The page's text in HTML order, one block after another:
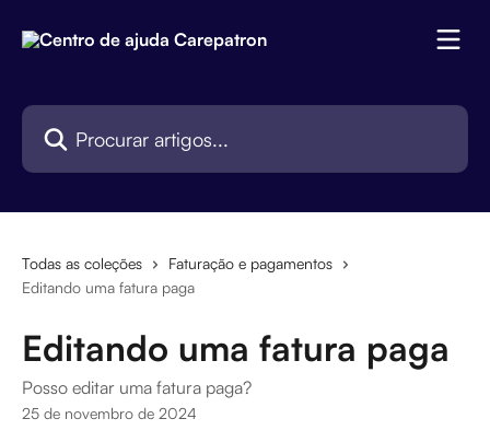
Procurar artigos...
Todas as coleções
Faturação e pagamentos
Editando uma fatura paga
Editando uma fatura paga
Posso editar uma fatura paga?
25 de novembro de 2024